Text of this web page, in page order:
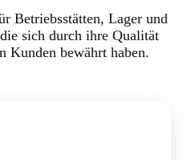
Betriebsstätten, Lager und
sich durch ihre Qualität
Kunden bewährt haben.